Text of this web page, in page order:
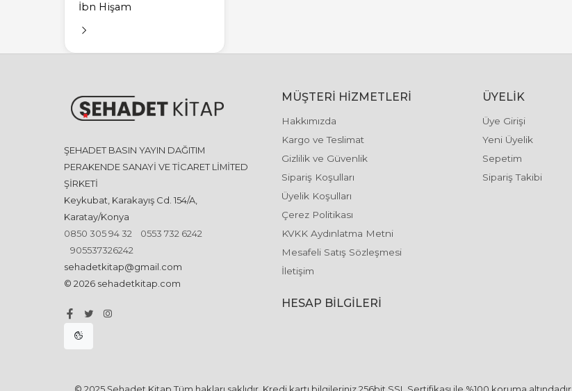
İbn Hişam
ŞEHADET BASIN YAYIN DAĞITIM
PERAKENDE SANAYİ VE TİCARET LİMİTED
ŞİRKETİ
Keykubat, Karakayış Cd. 154/A,
Karatay/Konya
0850 305 94 32
0553 732 6242
905537326242
sehadetkitap@gmail.com
© 2026 sehadetkitap.com
MÜŞTERI HIZMETLERI
Hakkımızda
Kargo ve Teslimat
Gizlilik ve Güvenlik
Sipariş Koşulları
Üyelik Koşulları
Çerez Politikası
KVKK Aydınlatma Metni
Mesafeli Satış Sözleşmesi
İletişim
ÜYELIK
Üye Girişi
Yeni Üyelik
Sepetim
Sipariş Takibi
HESAP BILGILERI